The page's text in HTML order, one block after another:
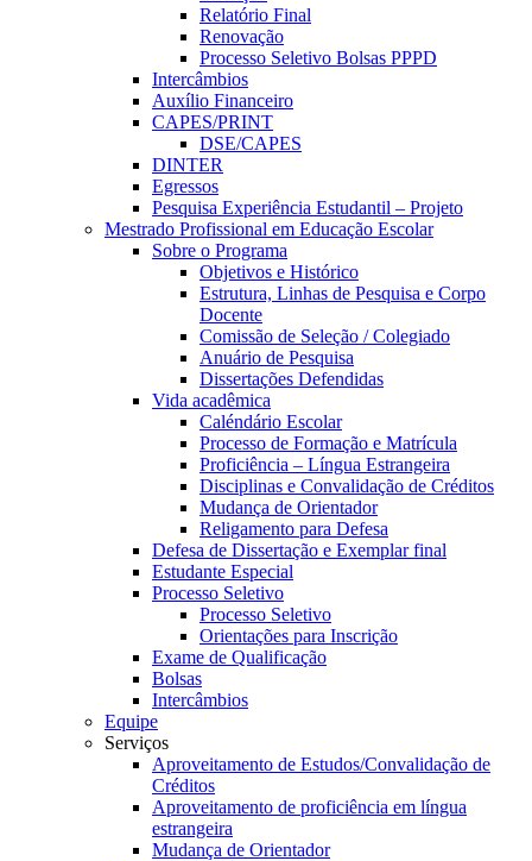
Relatório Final
Renovação
Processo Seletivo Bolsas PPPD
Intercâmbios
Auxílio Financeiro
CAPES/PRINT
DSE/CAPES
DINTER
Egressos
Pesquisa Experiência Estudantil – Projeto
Mestrado Profissional em Educação Escolar
Sobre o Programa
Objetivos e Histórico
Estrutura, Linhas de Pesquisa e Corpo
Docente
Comissão de Seleção / Colegiado
Anuário de Pesquisa
Dissertações Defendidas
Vida acadêmica
Caléndário Escolar
Processo de Formação e Matrícula
Proficiência – Língua Estrangeira
Disciplinas e Convalidação de Créditos
Mudança de Orientador
Religamento para Defesa
Defesa de Dissertação e Exemplar final
Estudante Especial
Processo Seletivo
Processo Seletivo
Orientações para Inscrição
Exame de Qualificação
Bolsas
Intercâmbios
Equipe
Serviços
Aproveitamento de Estudos/Convalidação de
Créditos
Aproveitamento de proficiência em língua
estrangeira
Mudança de Orientador